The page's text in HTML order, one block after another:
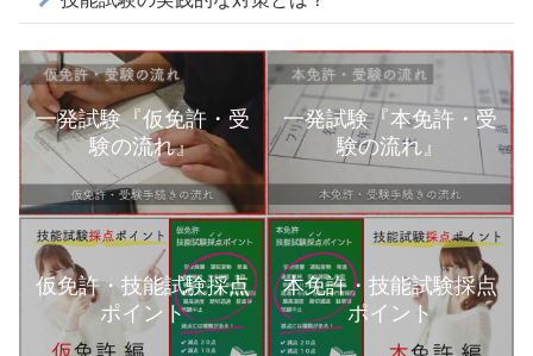
一発試験『仮免許・受
験の流れ』
一発試験『本免許・受
験の流れ』
仮免許・技能試験採点
ポイント
本免許・技能試験採点
ポイント